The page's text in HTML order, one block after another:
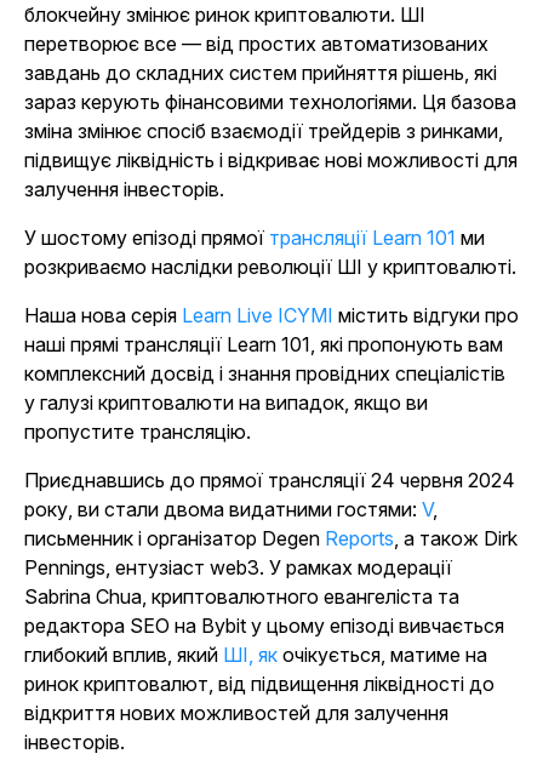
блокчейну змінює ринок криптовалюти. ШІ
перетворює все — від простих автоматизованих
завдань до складних систем прийняття рішень, які
зараз керують фінансовими технологіями. Ця базова
зміна змінює спосіб взаємодії трейдерів з ринками,
підвищує ліквідність і відкриває нові можливості для
залучення інвесторів.
У шостому епізоді прямої трансляції Learn 101 ми
розкриваємо наслідки революції ШІ у криптовалюті.
Наша нова серія Learn Live ICYMI містить відгуки про
наші прямі трансляції Learn 101, які пропонують вам
комплексний досвід і знання провідних спеціалістів
у галузі криптовалюти на випадок, якщо ви
пропустите трансляцію.
Приєднавшись до прямої трансляції 24 червня 2024
року, ви стали двома видатними гостями: V,
письменник і організатор Degen Reports, а також Dirk
Pennings, ентузіаст web3. У рамках модерації
Sabrina Chua, криптовалютного евангеліста та
редактора SEO на Bybit у цьому епізоді вивчається
глибокий вплив, який ШІ, як очікується, матиме на
ринок криптовалют, від підвищення ліквідності до
відкриття нових можливостей для залучення
інвесторів.